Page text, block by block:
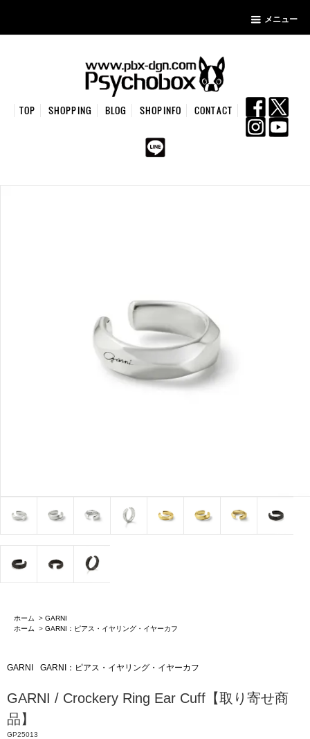
メニュー
TOP SHOPPING BLOG SHOPINFO CONTACT
ホーム > GARNI
ホーム
> GARNI：ピアス・イヤリング・イヤーカフ
GARNI GARNI：ピアス・イヤリング・イヤーカフ
GARNI / Crockery Ring Ear Cuff【取り寄せ商
品】
GP25013